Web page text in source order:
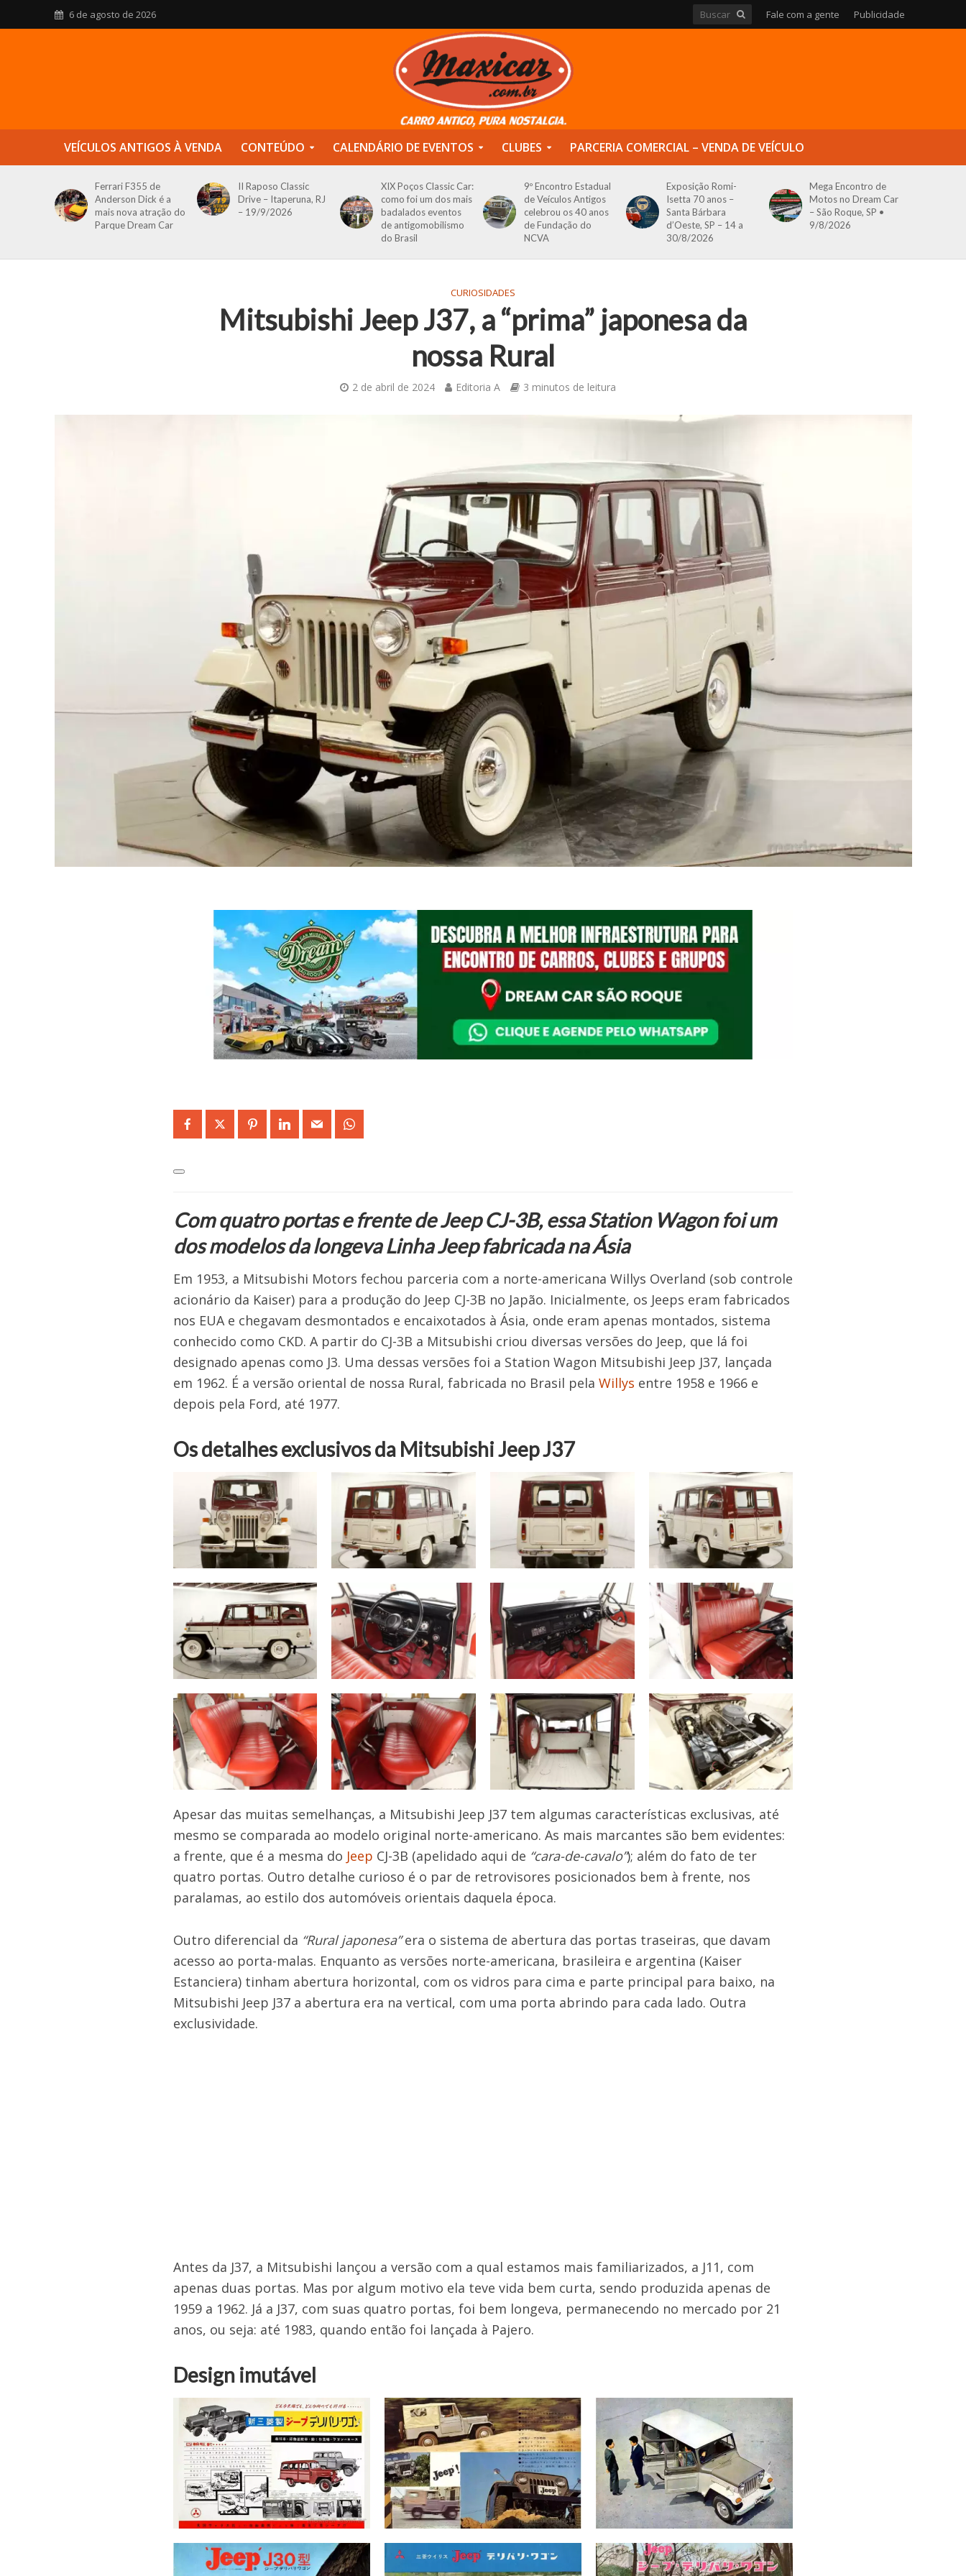
6 de agosto de 2026 Fale com a gente Publicidade
VEÍCULOS ANTIGOS À VENDA CONTEÚDO CALENDÁRIO DE EVENTOS CLUBES PARCERIA COMERCIAL – VENDA DE VEÍCULO
Ferrari F355 de
Anderson Dick é a
mais nova atração do
Parque Dream Car
II Raposo Classic
Drive – Itaperuna, RJ
– 19/9/2026
XIX Poços Classic Car:
como foi um dos mais
badalados eventos
de antigomobilismo
do Brasil
9º Encontro Estadual
de Veículos Antigos
celebrou os 40 anos
de Fundação do
NCVA
Exposição Romi-
Isetta 70 anos –
Santa Bárbara
d’Oeste, SP – 14 a
30/8/2026
Mega Encontro de
Motos no Dream Car
– São Roque, SP •
9/8/2026
CURIOSIDADES
Mitsubishi Jeep J37, a “prima” japonesa da
nossa Rural
2 de abril de 2024 Editoria A 3 minutos de leitura
Com quatro portas e frente de Jeep CJ-3B, essa Station Wagon foi um
dos modelos da longeva Linha Jeep fabricada na Ásia
Em 1953, a Mitsubishi Motors fechou parceria com a norte-americana Willys Overland (sob controle
acionário da Kaiser) para a produção do Jeep CJ-3B no Japão. Inicialmente, os Jeeps eram fabricados
nos EUA e chegavam desmontados e encaixotados à Ásia, onde eram apenas montados, sistema
conhecido como CKD. A partir do CJ-3B a Mitsubishi criou diversas versões do Jeep, que lá foi
designado apenas como J3. Uma dessas versões foi a Station Wagon Mitsubishi Jeep J37, lançada
em 1962. É a versão oriental de nossa Rural, fabricada no Brasil pela Willys entre 1958 e 1966 e
depois pela Ford, até 1977.
Os detalhes exclusivos da Mitsubishi Jeep J37
Apesar das muitas semelhanças, a Mitsubishi Jeep J37 tem algumas características exclusivas, até
mesmo se comparada ao modelo original norte-americano. As mais marcantes são bem evidentes:
a frente, que é a mesma do Jeep CJ-3B (apelidado aqui de “cara-de-cavalo”); além do fato de ter
quatro portas. Outro detalhe curioso é o par de retrovisores posicionados bem à frente, nos
paralamas, ao estilo dos automóveis orientais daquela época.
Outro diferencial da “Rural japonesa”era o sistema de abertura das portas traseiras, que davam
acesso ao porta-malas. Enquanto as versões norte-americana, brasileira e argentina (Kaiser
Estanciera) tinham abertura horizontal, com os vidros para cima e parte principal para baixo, na
Mitsubishi Jeep J37 a abertura era na vertical, com uma porta abrindo para cada lado. Outra
exclusividade.
Antes da J37, a Mitsubishi lançou a versão com a qual estamos mais familiarizados, a J11, com
apenas duas portas. Mas por algum motivo ela teve vida bem curta, sendo produzida apenas de
1959 a 1962. Já a J37, com suas quatro portas, foi bem longeva, permanecendo no mercado por 21
anos, ou seja: até 1983, quando então foi lançada à Pajero.
Design imutável